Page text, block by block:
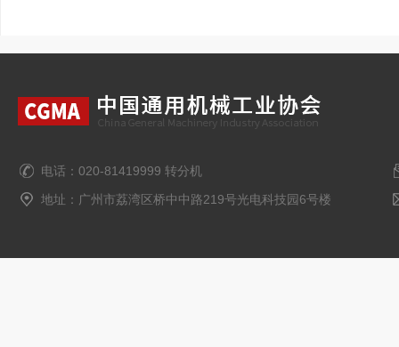
电话：020-81419999 转分机
地址：广州市荔湾区桥中中路219号光电科技园6号楼